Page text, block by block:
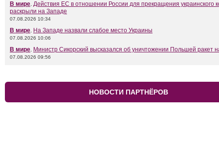
В мире. Действия ЕС в отношении России для прекращения украинского
раскрыли на Западе
07.08.2026 10:34
В мире. На Западе назвали слабое место Украины
07.08.2026 10:06
В мире. Министр Сикорский высказался об уничтожении Польшей ракет
07.08.2026 09:56
НОВОСТИ ПАРТНЁРОВ